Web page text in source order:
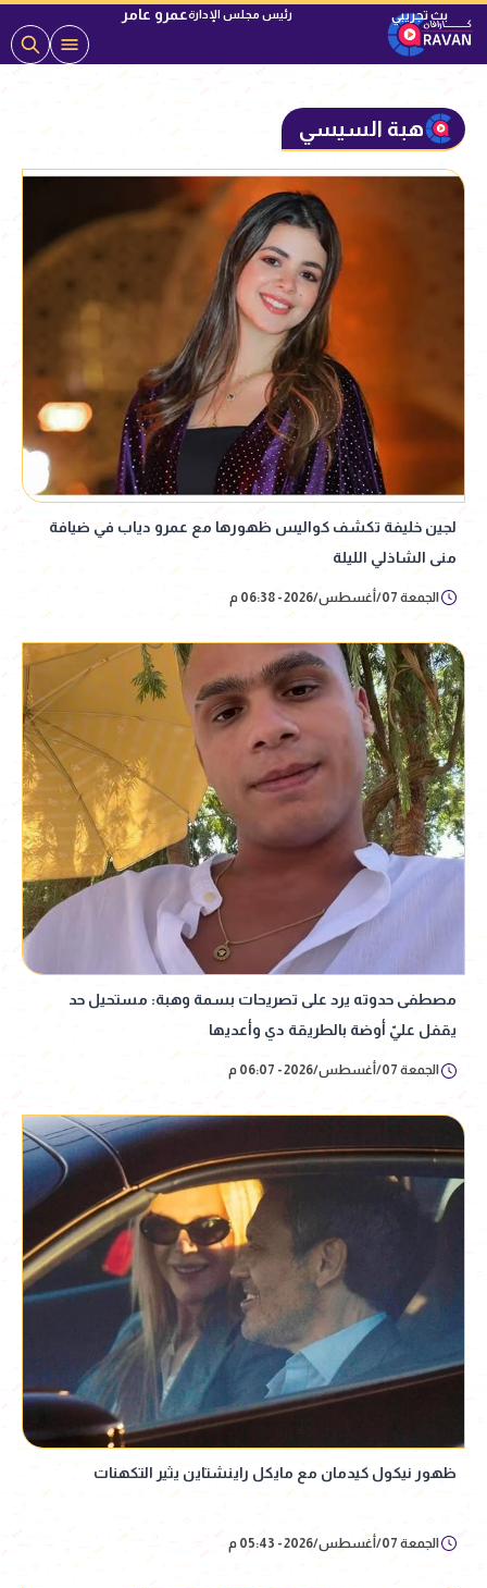
رئيس مجلس الإدارةعمرو عامر
هبة السيسي
لجين خليفة تكشف كواليس ظهورها مع عمرو دياب في ضيافة
منى الشاذلي الليلة
الجمعة 07/أغسطس/2026 - 06:38 م
مصطفى حدوته يرد على تصريحات بسمة وهبة: مستحيل حد
يقفل عليّ أوضة بالطريقة دي وأعديها
الجمعة 07/أغسطس/2026 - 06:07 م
ظهور نيكول كيدمان مع مايكل راينشتاين يثير التكهنات
الجمعة 07/أغسطس/2026 - 05:43 م